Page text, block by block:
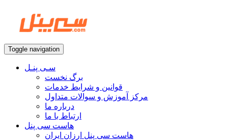
Toggle navigation
سـی پنـل
برگ نخست
قوانین و شرایط خدمات
مرکز آموزش و سوالات متداول
درباره ما
ارتباط با ما
هاست سی پنل
هاست سی پنل ارزان ایران